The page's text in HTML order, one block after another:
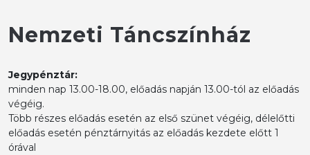
Nemzeti Táncszínház
Jegypénztár:
minden nap 13.00-18.00, előadás napján 13.00-tól az előadás
végéig.
Több részes előadás esetén az első szünet végéig, délelőtti
előadás esetén pénztárnyitás az előadás kezdete előtt 1
órával